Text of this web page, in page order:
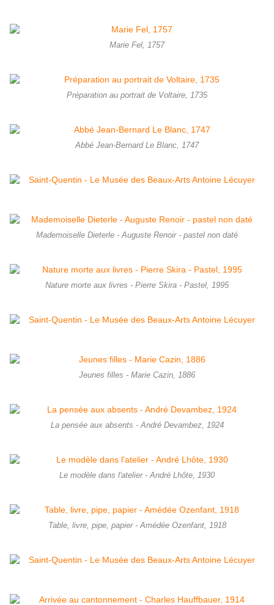
Marie Fel, 1757
Préparation au portrait de Voltaire, 1735
Abbé Jean-Bernard Le Blanc, 1747
Mademoiselle Dieterle - Auguste Renoir - pastel non daté
Nature morte aux livres - Pierre Skira - Pastel, 1995
Jeunes filles - Marie Cazin, 1886
La pensée aux absents - André Devambez, 1924
Le modèle dans l'atelier - André Lhôte, 1930
Table, livre, pipe, papier - Amédée Ozenfant, 1918